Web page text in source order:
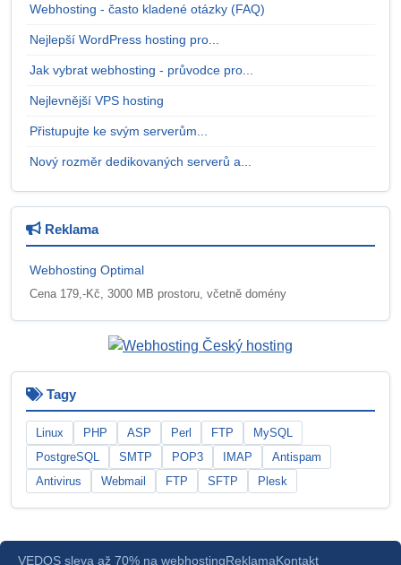
Webhosting - často kladené otázky (FAQ)
Nejlepší WordPress hosting pro...
Jak vybrat webhosting - průvodce pro...
Nejlevnější VPS hosting
Přistupujte ke svým serverům...
Nový rozměr dedikovaných serverů a...
Reklama
Webhosting Optimal
Cena 179,-Kč, 3000 MB prostoru, včetně domény
Tagy
Linux PHP ASP Perl FTP
MySQL
PostgreSQL
SMTP POP3 IMAP
Antispam
Antivirus
Webmail FTP SFTP Plesk
VEDOS sleva až 70% na webhosting ReklamaKontakt